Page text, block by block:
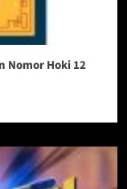
Nomor Hoki 12